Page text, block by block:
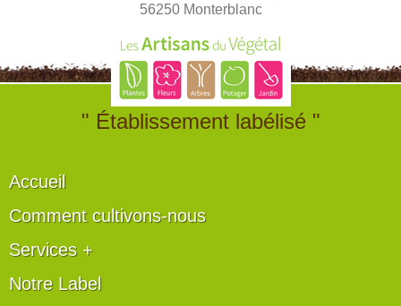
56250 Monterblanc
" Établissement labélisé "
Accueil
Comment cultivons-nous
Services +
Notre Label